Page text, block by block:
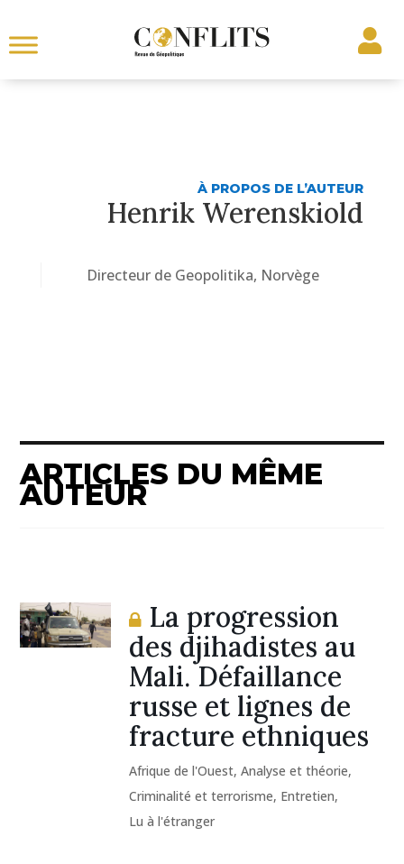
À PROPOS DE L’AUTEUR
Henrik Werenskiold
Directeur de Geopolitika, Norvège
ARTICLES DU MÊME
AUTEUR
La progression
des djihadistes au
Mali. Défaillance
russe et lignes de
fracture ethniques
Afrique de l'Ouest,Analyse et théorie,
Criminalité et terrorisme, Entretien,
Lu à l'étranger